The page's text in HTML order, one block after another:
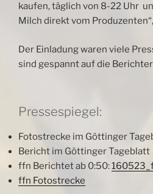
kaufen, täglich von 8-22 Uhr
Milch direkt vom
Der Einladung waren viele
sind gespannt auf die
Pressespiegel:
Fotostrecke im Göttinger
Bericht im Göttinger Tageblatt
ffn Berichtet ab 0:50:
ffn Fotostrecke